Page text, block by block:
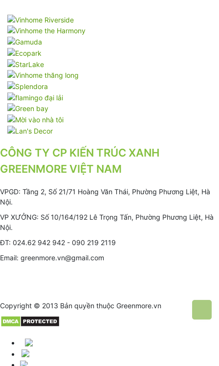
CÔNG TY CP KIẾN TRÚC XANH
GREENMORE VIỆT NAM
VPGD: Tầng 2, Số 21/71 Hoàng Văn Thái, Phường Phương Liệt, Hà
Nội.
VP XƯỞNG: Số 10/164/192 Lê Trọng Tấn, Phường Phương Liệt, Hà
Nội.
ĐT: 024.62 942 942 - 090 219 2119
Email: greenmore.vn@gmail.com
Copyright © 2013 Bản quyền thuộc Greenmore.vn